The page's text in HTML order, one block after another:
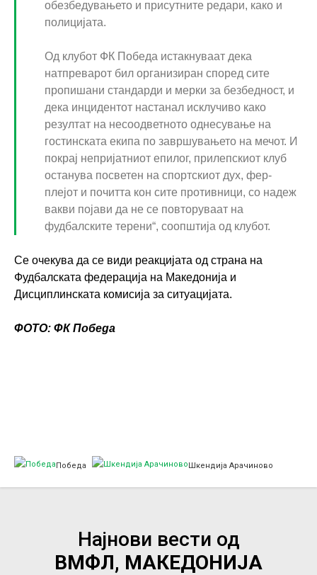
обезбедувањето и присутните редари, како и
полицијата.
Од клубот ФК Победа истакнуваат дека
натпреварот бил организиран според сите
пропишани стандарди и мерки за безбедност, и
дека инцидентот настанал исклучиво како
резултат на несоодветното однесување на
гостинската екипа по завршувањето на мечот. И
покрај непријатниот епилог, прилепскиот клуб
останува посветен на спортскиот дух, фер-
плејот и почитта кон сите противници, со надеж
вакви појави да не се повторуваат на
фудбалските терени“, соопштија од клубот.
Се очекува да се види реакцијата од страна на
Фудбалската федерација на Македонија и
Дисциплинската комисија за ситуацијата.
ФОТО: ФК Победа
Победа Шкендија Арачиново
Најнови вести од
ВМФЛ, МАКЕДОНИЈА